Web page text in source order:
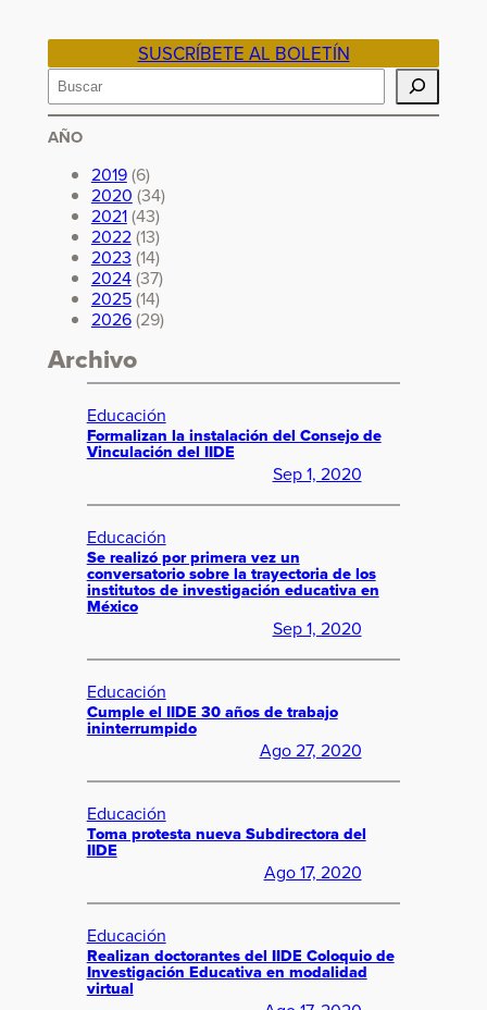
SUSCRÍBETE AL BOLETÍN
u
s
AÑO
2019(6)
2020 (34)
2021(43)
2022(13)
2023 (14)
2024(37)
2025(14)
2026(29)
Archivo
Educación
Formalizan la instalación del Consejo de
Vinculación del IIDE
Sep 1, 2020
Educación
Se realizó por primera vez un
conversatorio sobre la trayectoria de los
institutos de investigación educativa en
México
Sep 1, 2020
Educación
Cumple el IIDE 30 años de trabajo
ininterrumpido
Ago 27, 2020
Educación
Toma protesta nueva Subdirectora del
IIDE
Ago 17, 2020
Educación
Realizan doctorantes del IIDE Coloquio de
Investigación Educativa en modalidad
virtual